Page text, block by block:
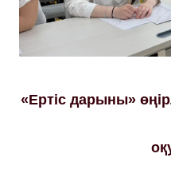
«Ертіс дарыны»